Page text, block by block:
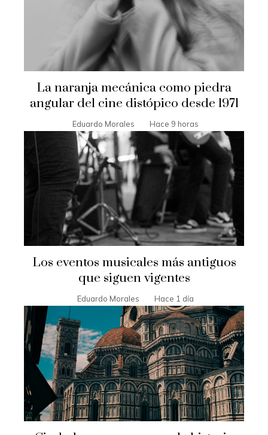
La naranja mecánica como piedra
angular del cine distópico desde 1971
Eduardo Morales Hace 9 horas
Los eventos musicales más antiguos
que siguen vigentes
Eduardo Morales Hace 1 día